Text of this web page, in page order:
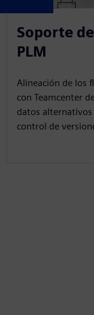
Soporte
PLM
Alineación de los
con Teamcenter
datos
control de